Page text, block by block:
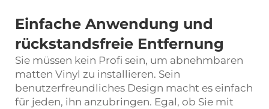
Einfache Anwendung und
rückstandsfreie Entfernung
Sie müssen kein Profi sein, um abnehmbaren
matten Vinyl zu installieren. Sein
benutzerfreundliches Design macht es einfach
für jeden, ihn anzubringen. Egal, ob Sie mit